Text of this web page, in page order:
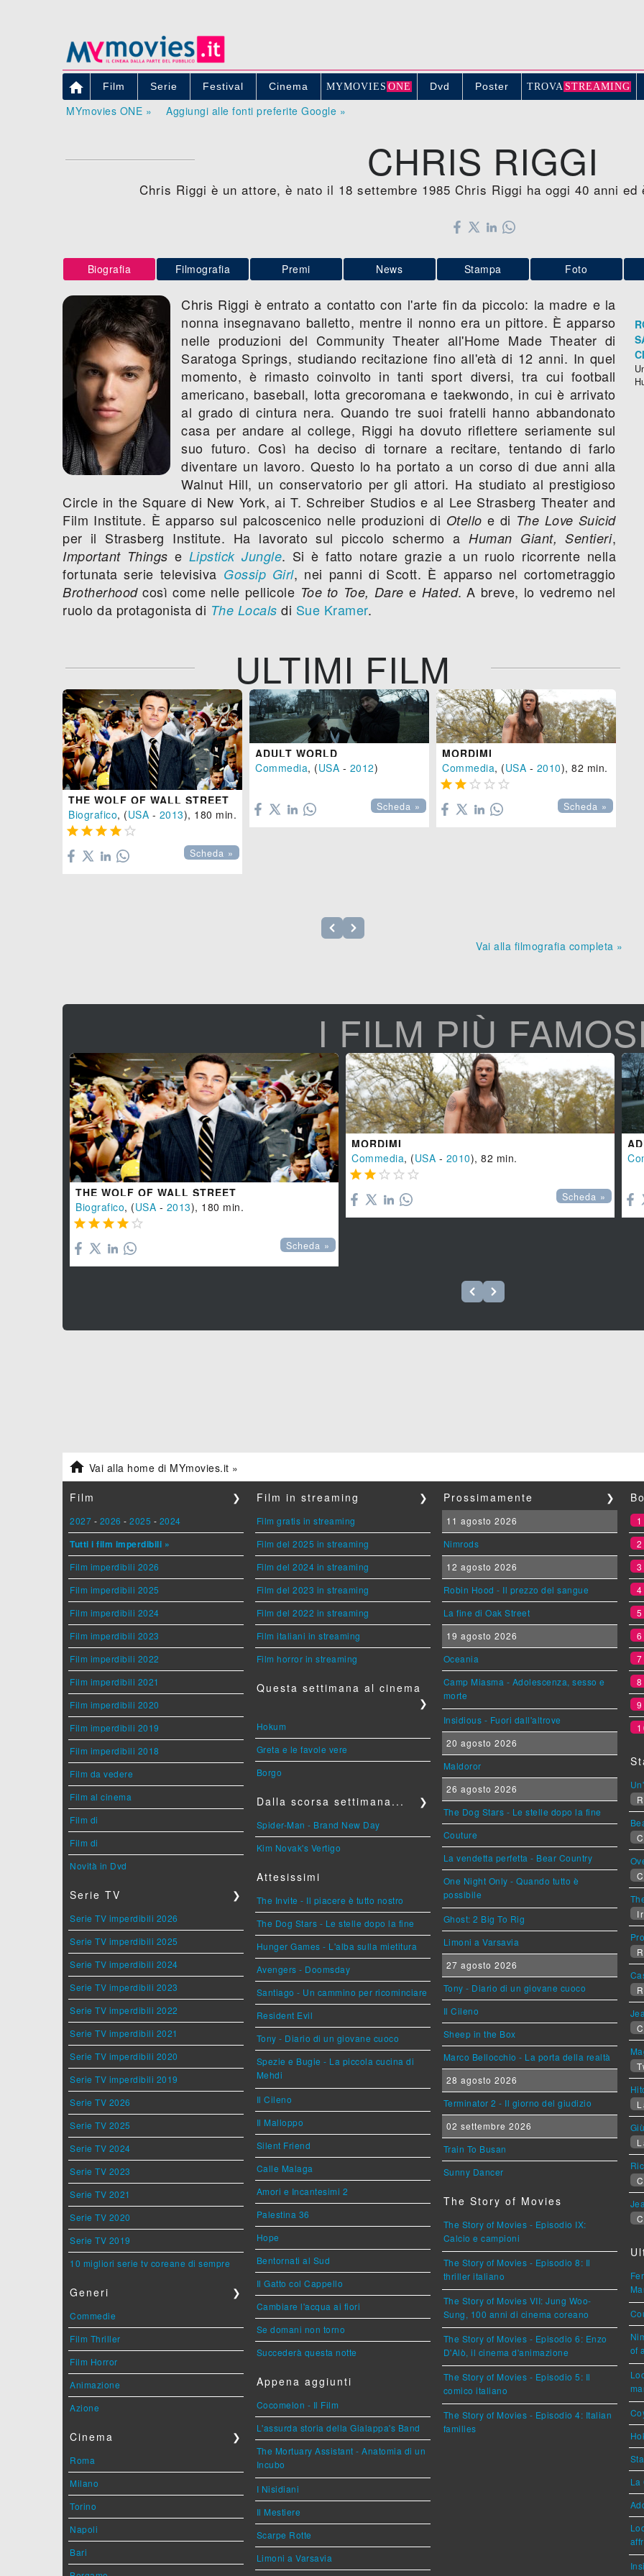
 Film Serie Festival Cinema MYMOVIE S ONE Dvd Poster TROVA STREAMING
MYmovies ONE » Aggiungi alle fonti preferite Google »
CHRIS RIGGI
Chris Riggi è un attore, è nato il 18 settembre 1985 Chris Riggi ha oggi 40 anni ed
Biografia Filmografia Premi News Stampa Foto
Chris Riggi è entrato a contatto con l'arte fin da piccolo: la madre e la
nonna insegnavano balletto, mentre il nonno era un pittore. È apparso
nelle produzioni del Community Theater all'Home Made Theater di
Saratoga Springs, studiando recitazione fino all'età di 12 anni. In quel
momento, è rimasto coinvolto in tanti sport diversi, tra cui football
americano, baseball, lotta grecoromana e taekwondo, in cui è arrivato
al grado di cintura nera. Quando tre suoi fratelli hanno abbandonato
casa per andare al college, Riggi ha dovuto riflettere seriamente sul
suo futuro. Così ha deciso di tornare a recitare, tentando di farlo
diventare un lavoro. Questo lo ha portato a un corso di due anni alla
Walnut Hill, un conservatorio per gli attori. Ha studiato al prestigioso
Circle in the Square di New York, ai T. Schreiber Studios e al Lee Strasberg Theater and
Film Institute. È apparso sul palcoscenico nelle produzioni di Otello e di The Love Suicid
per il Strasberg Institute. Ha lavorato sul piccolo schermo a Human Giant, Sentieri,
Important Things e Lipstick Jungle. Si è fatto notare grazie a un ruolo ricorrente nella
fortunata serie televisiva Gossip Girl, nei panni di Scott. È apparso nel cortometraggio
Brotherhoodcosì come nelle pellicole Toe to Toe, Dare e Hated. A breve, lo vedremo nel
ruolo da protagonista di The Locals di Sue Kramer.
ULTIMI FILM
THE WOLF OF WALL STREET
Biografico, (USA - 2013), 180 min.
    
Scheda »
ADULT WORLD
Commedia, (USA - 2012)
Scheda »
MORDIMI
Commedia, (USA - 2010), 82 min.
    
Scheda »
Vai alla filmografia completa »
I FILM PIÙ FAMOSI
THE WOLF OF WALL STREET
Biografico, (USA - 2013), 180 min.
    
Scheda »
MORDIMI
Commedia, (USA - 2010), 82 min.
    
Scheda »
 Vai alla home di MYmovies.it »
Film ❯
2027 - 2026 - 2025 - 2024
Tutti i film imperdibili »
Film imperdibili 2026
Film imperdibili 2025
Film imperdibili 2024
Film imperdibili 2023
Film imperdibili 2022
Film imperdibili 2021
Film imperdibili 2020
Film imperdibili 2019
Film imperdibili 2018
Film da vedere
Film al cinema
Film di
Film di
Novità in Dvd
Serie TV ❯
Serie TV imperdibili 2026
Serie TV imperdibili 2025
Serie TV imperdibili 2024
Serie TV imperdibili 2023
Serie TV imperdibili 2022
Serie TV imperdibili 2021
Serie TV imperdibili 2020
Serie TV imperdibili 2019
Serie TV 2026
Serie TV 2025
Serie TV 2024
Serie TV 2023
Serie TV 2021
Serie TV 2020
Serie TV 2019
10 migliori serie tv coreane di sempre
Generi ❯
Commedie
Film Thriller
Film Horror
Animazione
Azione
Cinema ❯
Roma
Milano
Torino
Napoli
Bari
Film in streaming ❯
Film gratis in streaming
Film del 2025 in streaming
Film del 2024 in streaming
Film del 2023 in streaming
Film del 2022 in streaming
Film italiani in streaming
Film horror in streaming
Questa settimana al cinema
❯
Hokum
Greta e le favole vere
Borgo
Dalla scorsa settimana... ❯
Spider-Man - Brand New Day
Kim Novak's Vertigo
Attesissimi
The Invite - Il piacere è tutto nostro
The Dog Stars - Le stelle dopo la fine
Hunger Games - L'alba sulla mietitura
Avengers - Doomsday
Santiago - Un cammino per ricominciare
Resident Evil
Tony - Diario di un giovane cuoco
Spezie e Bugie - La piccola cucina di
Mehdi
Il Cileno
Il Malloppo
Silent Friend
Calle Malaga
Amori e Incantesimi 2
Palestina 36
Hope
Bentornati al Sud
Il Gatto col Cappello
Cambiare l'acqua ai fiori
Se domani non torno
Succederà questa notte
Appena aggiunti
Cocomelon - Il Film
L'assurda storia della Gialappa's Band
The Mortuary Assistant - Anatomia di un
Incubo
I Nisidiani
Il Mestiere
Scarpe Rotte
Limoni a Varsavia
Prossimamente ❯
11 agosto 2026
Nimrods
12 agosto 2026
Robin Hood - Il prezzo del sangue
La fine di Oak Street
19 agosto 2026
Oceania
Camp Miasma - Adolescenza, sesso e
morte
Insidious - Fuori dall'altrove
20 agosto 2026
Maldoror
26 agosto 2026
The Dog Stars - Le stelle dopo la fine
Couture
La vendetta perfetta - Bear Country
One Night Only - Quando tutto è
possibile
Ghost: 2 Big To Rig
Limoni a Varsavia
27 agosto 2026
Tony - Diario di un giovane cuoco
Il Cileno
Sheep in the Box
Marco Bellocchio - La porta della realtà
28 agosto 2026
Terminator 2 - Il giorno del giudizio
02 settembre 2026
Train To Busan
Sunny Dancer
The Story of Movies
The Story of Movies - Episodio IX:
Calcio e campioni
The Story of Movies - Episodio 8: Il
thriller italiano
The Story of Movies VII: Jung Woo-
Sung, 100 anni di cinema coreano
The Story of Movies - Episodio 6: Enzo
D'Alò, il cinema d'animazione
The Story of Movies - Episodio 5: Il
comico italiano
The Story of Movies - Episodio 4: Italian
families
1
2
3
4
5
6
7
8
9
of
La